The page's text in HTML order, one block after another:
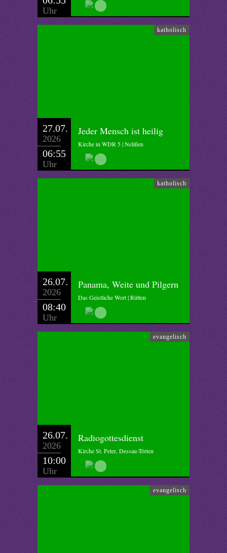
Uhr
katholisch
27.07.
2026
06:55
Uhr
Jeder Mensch ist heilig
Kirche in WDR 5 | Nelißen
katholisch
26.07.
2026
08:40
Uhr
Panama, Weite und Pilgern
Das Geistliche Wort | Rütten
evangelisch
26.07.
2026
10:00
Uhr
Radiogottesdienst
Kirche St. Peter, Dessau-Törten
evangelisch